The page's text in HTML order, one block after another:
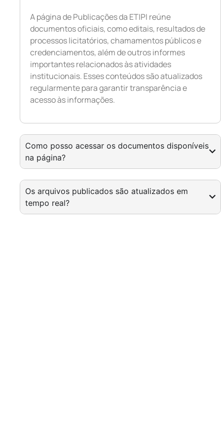
A página de Publicações da ETIPI reúne
documentos oficiais, como editais, resultados de
processos licitatórios, chamamentos públicos e
credenciamentos, além de outros informes
importantes relacionados às atividades
institucionais. Esses conteúdos são atualizados
regularmente para garantir transparência e
acesso às informações.
Como posso acessar os documentos disponíveis
na página?
Os arquivos publicados são atualizados em
tempo real?